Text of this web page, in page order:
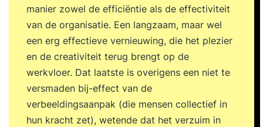
manier zowel de efficiëntie als de effectiviteit
van de organisatie. Een langzaam, maar wel
een erg effectieve vernieuwing, die het plezier
en de creativiteit terug brengt op de
werkvloer. Dat laatste is overigens een niet te
versmaden bij-effect van de
verbeeldingsaanpak (die mensen collectief in
hun kracht zet), wetende dat het verzuim in